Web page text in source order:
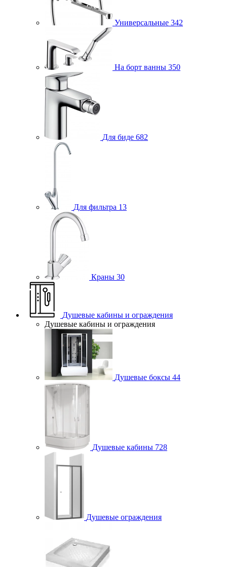
Универсальные 342
На борт ванны 350
Для биде 682
Для фильтра 13
Краны 30
Душевые кабины и ограждения
Душевые кабины и ограждения
Душевые боксы 44
Душевые кабины 728
Душевые ограждения